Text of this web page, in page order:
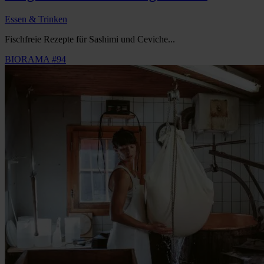
Essen & Trinken
Fischfreie Rezepte für Sashimi und Ceviche...
BIORAMA #94